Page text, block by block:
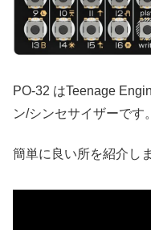
PO-32 はTeenage
ン/シンセサイザーです。
簡単に良い所を紹介しま